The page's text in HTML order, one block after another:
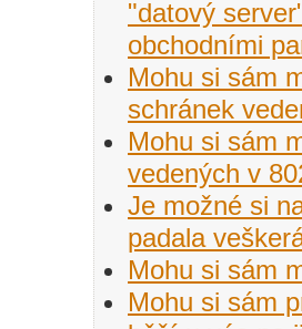
"datový
obchodními
Mohu si sám
schránek
Mohu si sám
vedených v
Je možné si
padala
Mohu si sám
Mohu si sám